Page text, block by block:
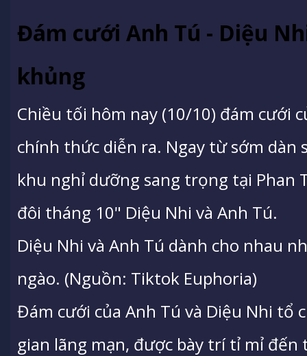
Đám cưới Anh Tú - Diệu
khủng
Chiều tối hôm nay (10/10) đám cưới
chính thức diễn ra. Ngay từ sớm dàn
khu nghỉ dưỡng sang trọng tại Phan
đôi tháng 10" Diệu Nhi và Anh Tú.
Diệu Nhi và Anh Tú dành cho nhau
ngào. (Nguồn: Tiktok Euphoria)
Đám cưới của Anh Tú và Diệu Nhi tổ
gian lãng mạn, được bày trí tỉ mỉ